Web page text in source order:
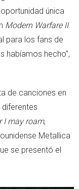
única
Modern Warfare II.
para los fans de
habíamos hecho”,
de canciones en
I may roam,
Metallica
se presentó el